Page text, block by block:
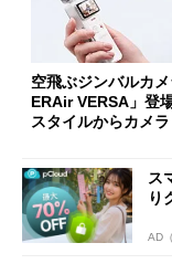
空飛ぶジンバルカ
ERAir VERSA」登
スタイルからカメ
ス
り
AD